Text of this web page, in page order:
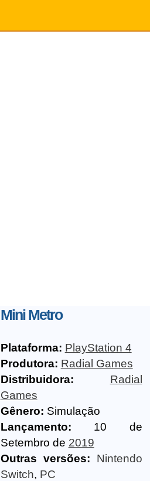
Mini Metro
Plataforma: PlayStation 4
Produtora: Radial Games
Distribuidora:
Radial
Games
Gênero: Simulação
Lançamento: 10 de
Setembro de 2019
Outras versões:
Nintendo
Switch, PC